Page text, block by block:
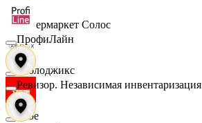
Супермаркет Солос
Таблоджикс
Твое
ПрофиЛайн
Ревизор. Независимая инвентаризация